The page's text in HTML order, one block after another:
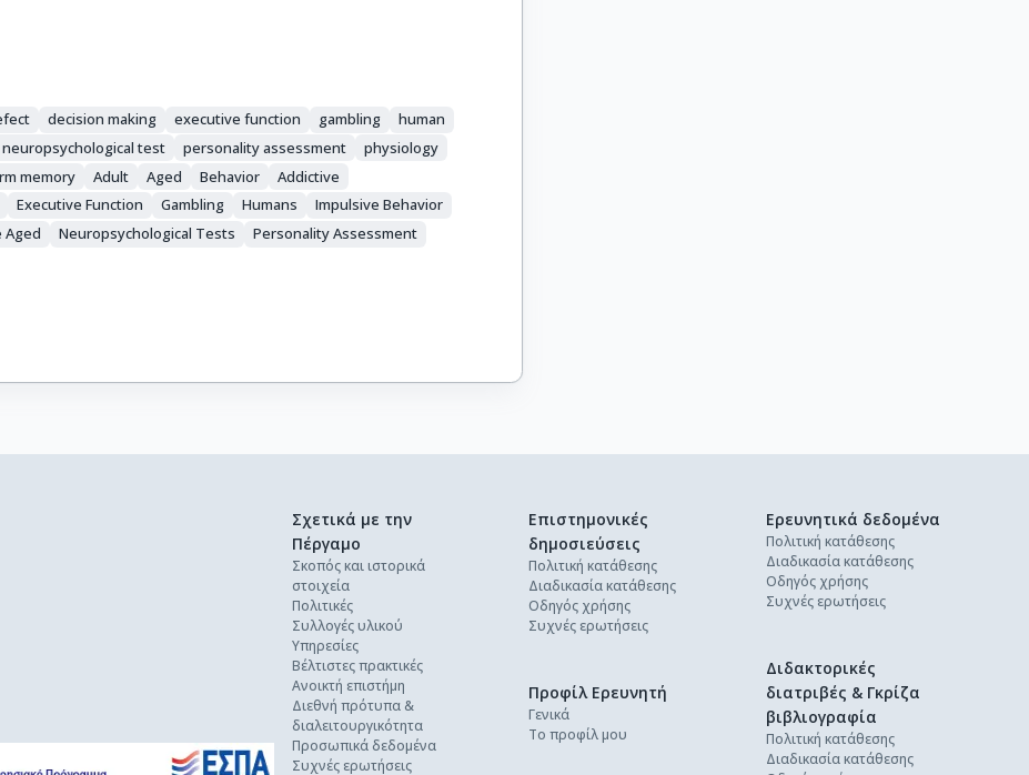
decision making executive function gambling
human
neuropsychological test personality assessment
physiology
memory Adult Aged Behavior
Addictive
Executive Function Gambling Humans
Impulsive Behavior
Aged Neuropsychological Tests
Personality Assessment
Σχετικά με την
Πέργαμο
Σκοπός και ιστορικά
στοιχεία
Πολιτικές
Συλλογές υλικού
Υπηρεσίες
Βέλτιστες πρακτικές
Ανοικτή επιστήμη
Διεθνή πρότυπα &
διαλειτουργικότητα
Προσωπικά δεδομένα
Συχνές ερωτήσεις
Επιστημονικές
δημοσιεύσεις
Πολιτική κατάθεσης
Διαδικασία κατάθεσης
Οδηγός χρήσης
Συχνές ερωτήσεις
Ερευνητικά δεδομένα
Πολιτική κατάθεσης
Διαδικασία κατάθεσης
Οδηγός χρήσης
Συχνές ερωτήσεις
Διδακτορικές
διατριβές & Γκρίζα
βιβλιογραφία
Πολιτική κατάθεσης
Διαδικασία κατάθεσης
Προφίλ Ερευνητή
Γενικά
Το προφίλ μου